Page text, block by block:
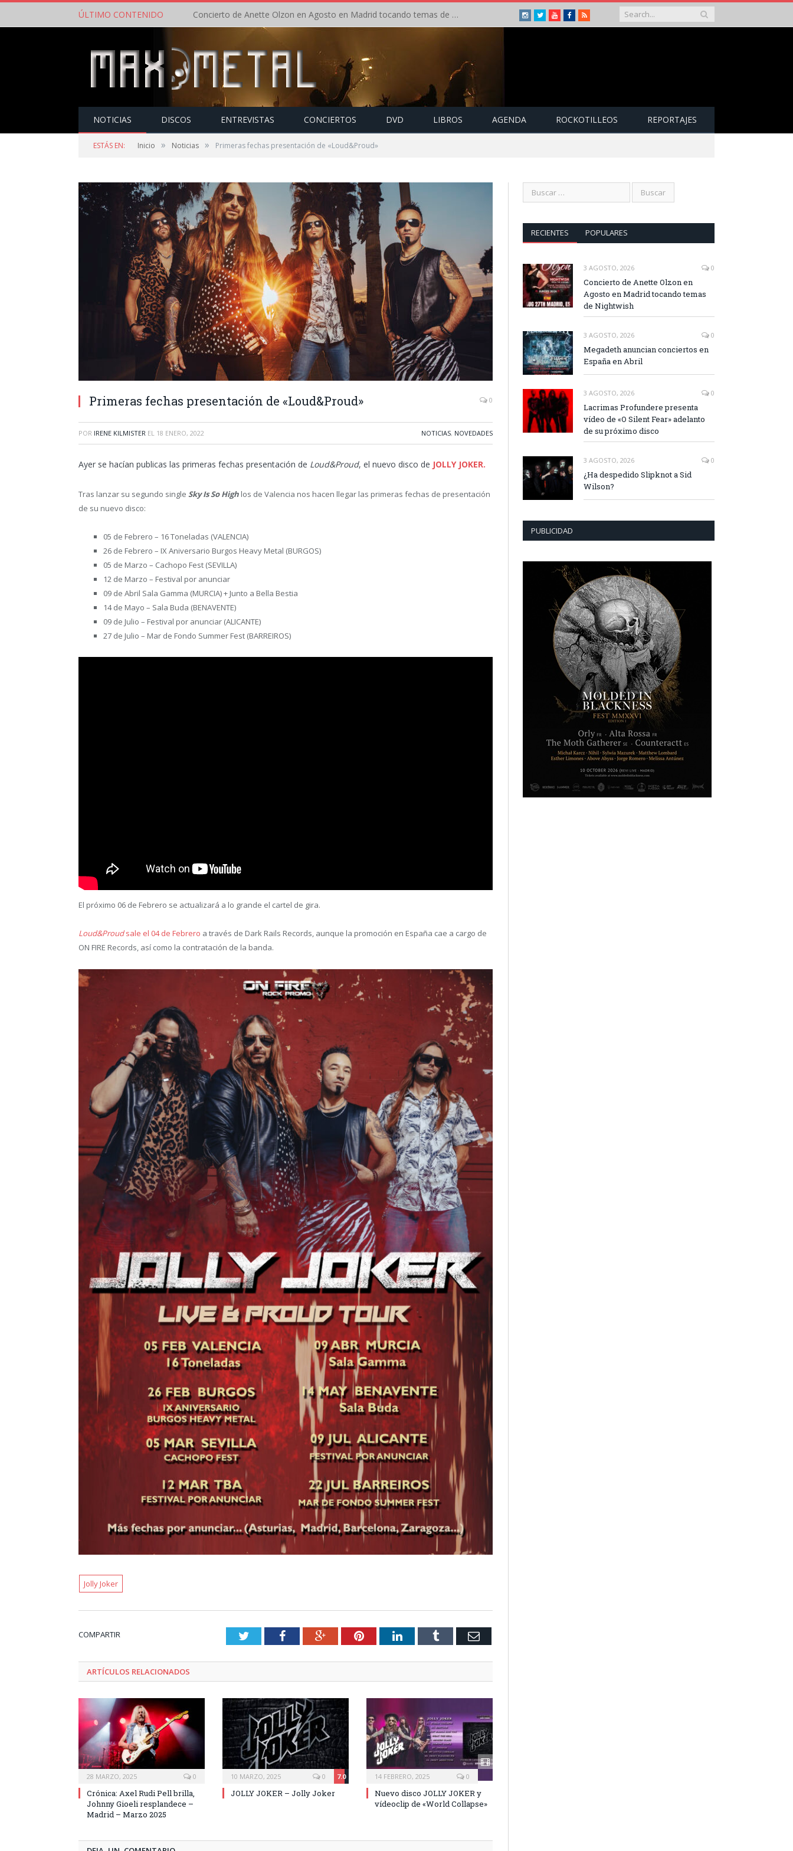
ÚLTIMO CONTENIDO Concierto de Anette Olzon en Agosto en Madrid tocando temas de Nightwish Instagram
TwitterYoutubeFacebook
RSS
NOTICIAS DISCOS ENTREVISTAS CONCIERTOS DVD LIBROS AGENDA ROCKOTILLEOS REPORTAJES
ESTÁS EN: Inicio » Noticias » Primeras fechas presentación de «Loud&Proud»
Primeras fechas presentación de «Loud&Proud» 0
POR IRENE KILMISTER EL 18 ENERO, 2022 NOTICIAS, NOVEDADES
Ayer se hacían publicas las primeras fechas presentación de Loud&Proud, el nuevo disco de JOLLY JOKER.
Tras lanzar su segundo single Sky Is So High los de Valencia nos hacen llegar las primeras fechas de presentación
de su nuevo disco:
05 de Febrero – 16 Toneladas (VALENCIA)
26 de Febrero – IX Aniversario Burgos Heavy Metal (BURGOS)
05 de Marzo – Cachopo Fest (SEVILLA)
12 de Marzo – Festival por anunciar
09 de Abril Sala Gamma (MURCIA) + Junto a Bella Bestia
14 de Mayo – Sala Buda (BENAVENTE)
09 de Julio – Festival por anunciar (ALICANTE)
27 de Julio – Mar de Fondo Summer Fest (BARREIROS)
El próximo 06 de Febrero se actualizará a lo grande el cartel de gira.
Loud&Proudsale el 04 de Febrero a través de Dark Rails Records, aunque la promoción en España cae a cargo de
ON FIRE Records, así como la contratación de la banda.
Jolly Joker
COMPARTIR TwitterFacebookGoogle+PinterestLinkedInTumblr Email
ARTÍCULOS RELACIONADOS
28 MARZO, 2025 0
Crónica: Axel Rudi Pell brilla,
Johnny Gioeli resplandece –
Madrid – Marzo 2025
10 MARZO, 2025 7.0
0
JOLLY JOKER – Jolly Joker
14 FEBRERO, 2025 0
Nuevo disco JOLLY JOKER y
vídeoclip de «World Collapse»
RECIENTES POPULARES
3 AGOSTO, 2026 0
Concierto de Anette Olzon en
Agosto en Madrid tocando temas
de Nightwish
3 AGOSTO, 2026 0
Megadeth anuncian conciertos en
España en Abril
3 AGOSTO, 2026 0
Lacrimas Profundere presenta
vídeo de «O Silent Fear» adelanto
de su próximo disco
3 AGOSTO, 2026 0
¿Ha despedido Slipknot a Sid
Wilson?
PUBLICIDAD